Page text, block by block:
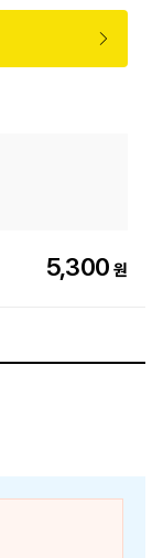
5,300 원